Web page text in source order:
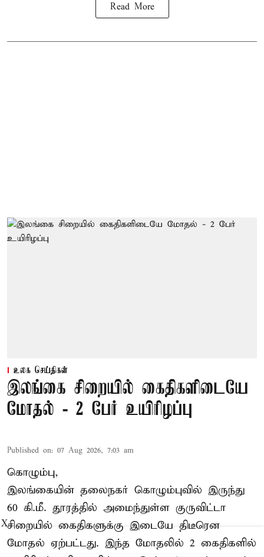
Read More
உலக செய்திகள்
இலங்கை சிறையில் கைதிகளிடையே
மோதல் - 2 பேர் உயிரிழப்பு
Published on: 07 Aug 2026, 7:03 am
கொழும்பு,
இலங்கையின் தலைநகர் கொழும்புவில் இருந்து
60 கி.மீ. தூரத்தில் அமைந்துள்ள குருவிட்டா
சிறையில் கைதிகளுக்கு இடையே திடீரென
மோதல் ஏற்பட்டது. இந்த மோதலில் 2 கைதிகளில்
X